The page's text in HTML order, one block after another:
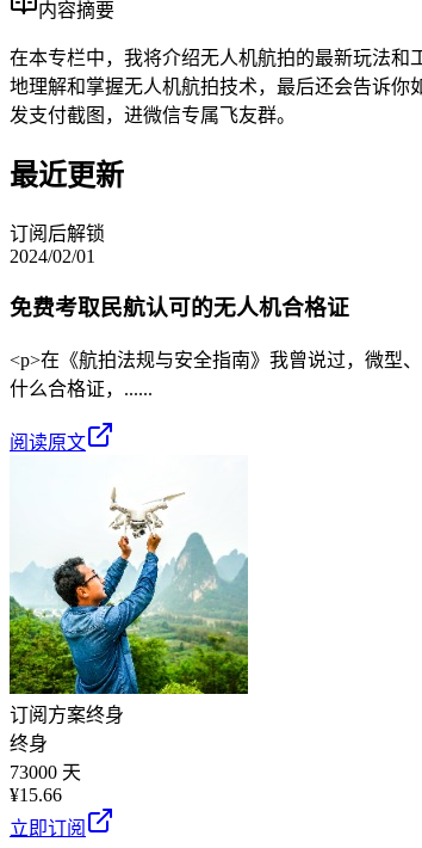
内容摘要
在本专栏中，我将介绍无人机航拍的最新玩法
地理解和掌握无人机航拍技术，最后还会告诉你
发支付截图，进微信专属飞友群。
最近更新
订阅后解锁
2024/02/01
免费考取民航认可的无人机合格证
<p>在《航拍法规与安全指南》我曾说过，微型
什么合格证，......
阅读原文
订阅方案终身
终身
73000 天
¥15.66
立即订阅